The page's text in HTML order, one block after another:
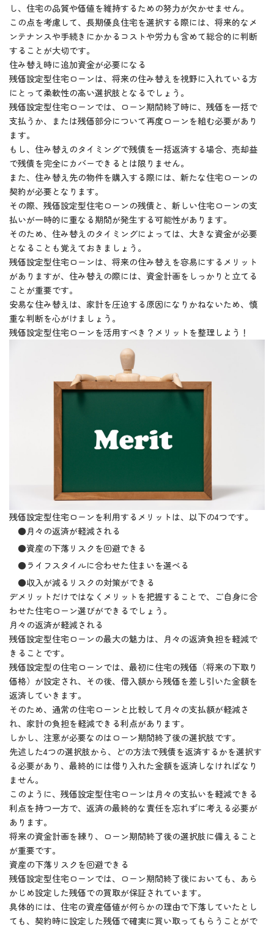
し、住宅の品質や価値を維持するための努力が欠かせません。
この点を考慮して、長期優良住宅を選択する際には、将来的なメ
ンテナンスや手続きにかかるコストや労力も含めて総合的に判断
することが大切です。
住み替え時に追加資金が必要になる
残価設定型住宅ローンは、将来の住み替えを視野に入れている方
にとって柔軟性の高い選択肢となるでしょう。
残価設定型住宅ローンでは、ローン期間終了時に、残価を一括で
支払うか、または残価部分について再度ローンを組む必要があり
ます。
もし、住み替えのタイミングで残債を一括返済する場合、売却益
で残債を完全にカバーできるとは限りません。
また、住み替え先の物件を購入する際には、新たな住宅ローンの
契約が必要となります。
その際、残価設定型住宅ローンの残債と、新しい住宅ローンの支
払いが一時的に重なる期間が発生する可能性があります。
そのため、住み替えのタイミングによっては、大きな資金が必要
となることも覚えておきましょう。
残価設定型住宅ローンは、将来の住み替えを容易にするメリット
がありますが、住み替えの際には、資金計画をしっかりと立てる
ことが重要です。
安易な住み替えは、家計を圧迫する原因になりかねないため、慎
重な判断を心がけましょう。
残価設定型住宅ローンを活用すべき？メリットを整理しよう！
残価設定型住宅ローンを利用するメリットは、以下の4つです。
●月々の返済が軽減される
●資産の下落リスクを回避できる
●ライフスタイルに合わせた住まいを選べる
●収入が減るリスクの対策ができる
デメリットだけではなくメリットを把握することで、ご自身に合
わせた住宅ローン選びができるでしょう。
月々の返済が軽減される
残価設定型住宅ローンの最大の魅力は、月々の返済負担を軽減で
きることです。
残価設定型の住宅ローンでは、最初に住宅の残価（将来の下取り
価格）が設定され、その後、借入額から残価を差し引いた金額を
返済していきます。
そのため、通常の住宅ローンと比較して月々の支払額が軽減さ
れ、家計の負担を軽減できる利点があります。
しかし、注意が必要なのはローン期間終了後の選択肢です。
先述した4つの選択肢から、どの方法で残債を返済するかを選択す
る必要があり、最終的には借り入れた金額を返済しなければなり
ません。
このように、残価設定型住宅ローンは月々の支払いを軽減できる
利点を持つ一方で、返済の最終的な責任を忘れずに考える必要が
あります。
将来の資金計画を練り、ローン期間終了後の選択肢に備えること
が重要です。
資産の下落リスクを回避できる
残価設定型住宅ローンでは、ローン期間終了後においても、あら
かじめ設定した残価での買取が保証されています。
具体的には、住宅の資産価値が何らかの理由で下落していたとし
ても、契約時に設定した残価で確実に買い取ってもらうことがで